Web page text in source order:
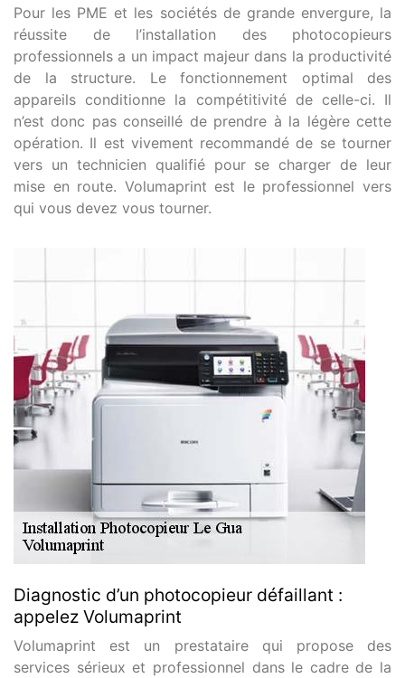
Pour les PME et les sociétés de grande envergure, la
réussite de l’installation des photocopieurs
professionnels a un impact majeur dans la productivité
de la structure. Le fonctionnement optimal des
appareils conditionne la compétitivité de celle-ci. Il
n’est donc pas conseillé de prendre à la légère cette
opération. Il est vivement recommandé de se tourner
vers un technicien qualifié pour se charger de leur
mise en route. Volumaprint est le professionnel vers
qui vous devez vous tourner.
Diagnostic d’un photocopieur défaillant :
appelez Volumaprint
Volumaprint est un prestataire qui propose des
services sérieux et professionnel dans le cadre de la